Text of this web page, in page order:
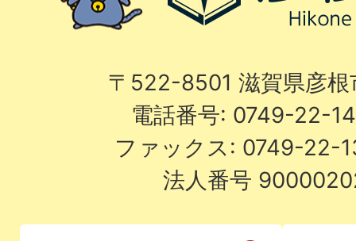
〒522-8501 滋賀県彦
電話番号: 0749-22-
ファックス: 0749-22-
法人番号